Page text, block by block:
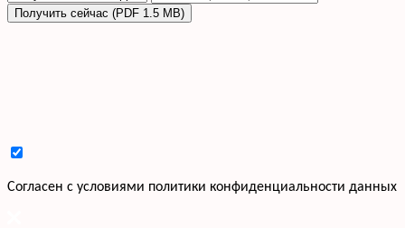
Получить сейчас (PDF 1.5 MB)
Cогласен с условиями политики конфиденциальности данных